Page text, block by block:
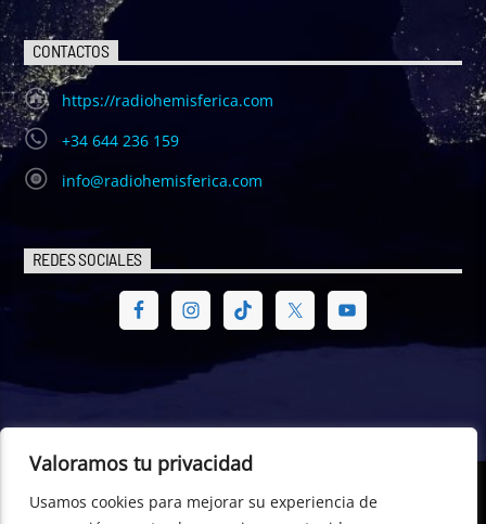
Valoramos tu privacidad
Usamos cookies para mejorar su experiencia de
CONTACTOS
https://radiohemisferica.com
+34 644 236 159
info@radiohemisferica.com
REDES SOCIALES
© Radio Hemisférica. Project of - Euro-American Committee of